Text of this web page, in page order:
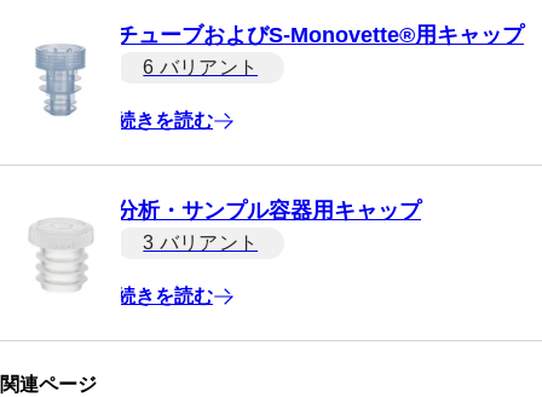
チューブおよびS-Monovette®用キャップ
6 バリアント
続きを読む
分析・サンプル容器用キャップ
3 バリアント
続きを読む
関連ページ